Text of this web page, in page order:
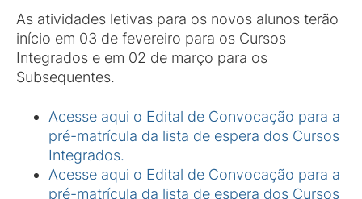
As atividades letivas para os novos alunos terão
início em 03 de fevereiro para os Cursos
Integrados e em 02 de março para os
Subsequentes.
Acesse aqui o Edital de Convocação para a
pré-matrícula da lista de espera dos Cursos
Integrados.
Acesse aqui o Edital de Convocação para a
pré-matrícula da lista de espera dos Cursos